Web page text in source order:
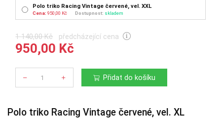
Polo triko Racing Vintage červené, vel. XXL
Cena: 950,00 Kč Dostupnost: skladem
1 140,00 Kč předcházející cena
950,00 Kč
Počet Přidat do košíku
Polo triko Racing Vintage červené, vel. XL